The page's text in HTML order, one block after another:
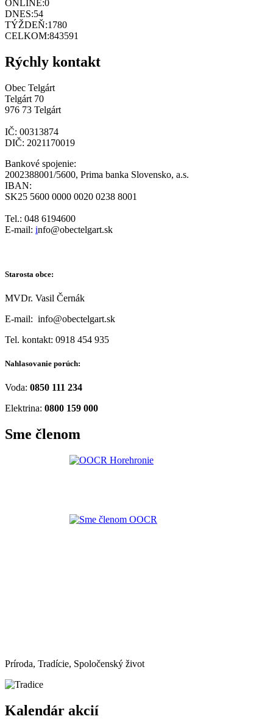
ONLINE:0
DNES:54
TÝŽDEŇ:1780
CELKOM:843591
Rýchly kontakt
Obec Telgárt
Telgárt 70
976 73 Telgárt
IČ: 00313874
DIČ: 2021170019
Bankové spojenie:
2002388001/5600, Prima banka Slovensko, a.s.
IBAN:
SK25 5600 0000 0020 0238 8001
Tel.: 048 6194600
E-mail: info@obectelgart.sk
Starosta obce:
MVDr. Vasil Černák
E-mail: info@obectelgart.sk
Tel. kontakt: 0918 454 935
Nahlasovanie porúch:
Voda: 0850 111 234
Elektrina: 0800 159 000
Sme členom
Príroda, Tradície, Spoločenský život
Kalendár akcií